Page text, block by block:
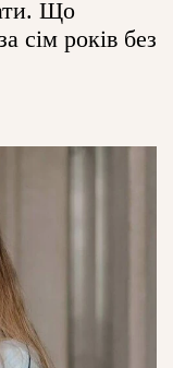
Що
сім років без